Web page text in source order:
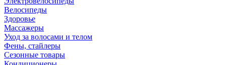
Велосипеды
Здоровье
Массажеры
Уход за волосами и телом
Фены, стайлеры
Сезонные товары